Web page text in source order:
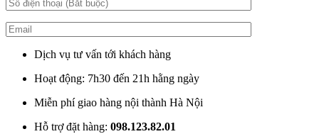
Dịch vụ tư vấn tới khách hàng
Hoạt động: 7h30 đến 21h hằng ngày
Miễn phí giao hàng nội thành Hà Nội
Hỗ trợ đặt hàng: 098.123.82.01